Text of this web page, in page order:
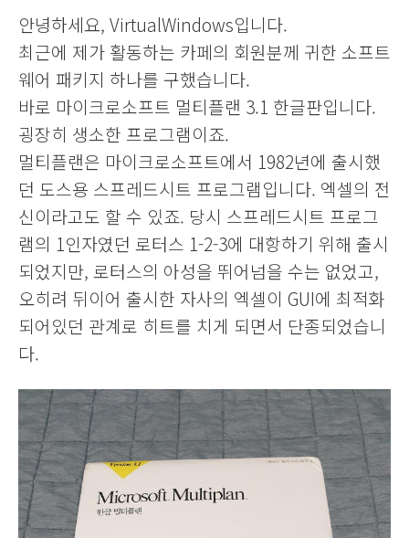
안녕하세요, VirtualWindows입니다.
최근에 제가 활동하는 카페의 회원분께 귀한 소프트
웨어 패키지 하나를 구했습니다.
바로 마이크로소프트 멀티플랜 3.1 한글판입니다.
굉장히 생소한 프로그램이죠.
멀티플랜은 마이크로소프트에서 1982년에 출시했
던 도스용 스프레드시트 프로그램입니다. 엑셀의 전
신이라고도 할 수 있죠. 당시 스프레드시트 프로그
램의 1인자였던 로터스 1-2-3에 대항하기 위해 출시
되었지만, 로터스의 아성을 뛰어넘을 수는 없었고,
오히려 뒤이어 출시한 자사의 엑셀이 GUI에 최적화
되어있던 관계로 히트를 치게 되면서 단종되었습니
다.